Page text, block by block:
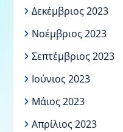
Δεκέμβριος 2023
Νοέμβριος 2023
Σεπτέμβριος 2023
Ιούνιος 2023
Μάιος 2023
Απρίλιος 2023